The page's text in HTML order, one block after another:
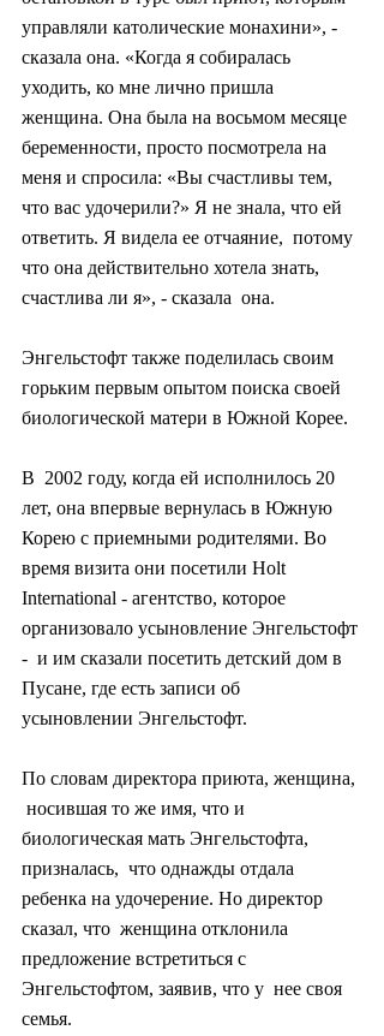
управляли католические монахини», -
сказала она. «Когда я собиралась
уходить, ко мне лично пришла
женщина. Она была на восьмом месяце
беременности, просто посмотрела на
меня и спросила: «Вы счастливы тем,
что вас удочерили?» Я не знала, что ей
ответить. Я видела ее отчаяние,  потому
что она действительно хотела знать,
счастлива ли я», - сказала  она.
Энгельстофт также поделилась своим
горьким первым опытом поиска своей
биологической матери в Южной Корее.
В  2002 году, когда ей исполнилось 20
лет, она впервые вернулась в Южную
Корею с приемными родителями. Во
время визита они посетили Holt
International - агентство, которое
организовало усыновление Энгельстофт
-  и им сказали посетить детский дом в
Пусане, где есть записи об
усыновлении Энгельстофт.
По словам директора приюта, женщина,
носившая то же имя, что и
биологическая мать Энгельстофта,
призналась,  что однажды отдала
ребенка на удочерение. Но директор
сказал, что  женщина отклонила
предложение встретиться с
Энгельстофтом, заявив, что у  нее своя
семья.